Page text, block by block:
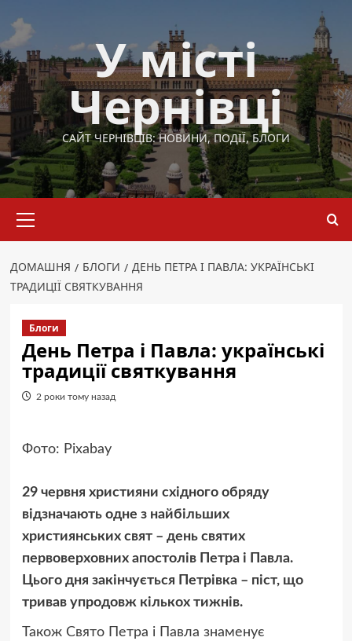
до
вмісту
У місті
Чернівці
САЙТ ЧЕРНІВЦІВ: НОВИНИ, ПОДІЇ, БЛОГИ
меню
ДОМАШНЯ БЛОГИ
ДЕНЬ ПЕТРА І ПАВЛА: УКРАЇНСЬКІ
ТРАДИЦІЇ СВЯТКУВАННЯ
Блоги
День Петра і Павла: українські
традиції святкування
2 роки тому назад
Фото: Pixabay
29 червня християни східного обряду
відзначають одне з найбільших
християнських свят – день святих
первоверховних апостолів Петра і Павла.
Цього дня закінчується Петрівка – піст, що
тривав упродовж кількох тижнів.
Також Свято Петра і Павла знаменує